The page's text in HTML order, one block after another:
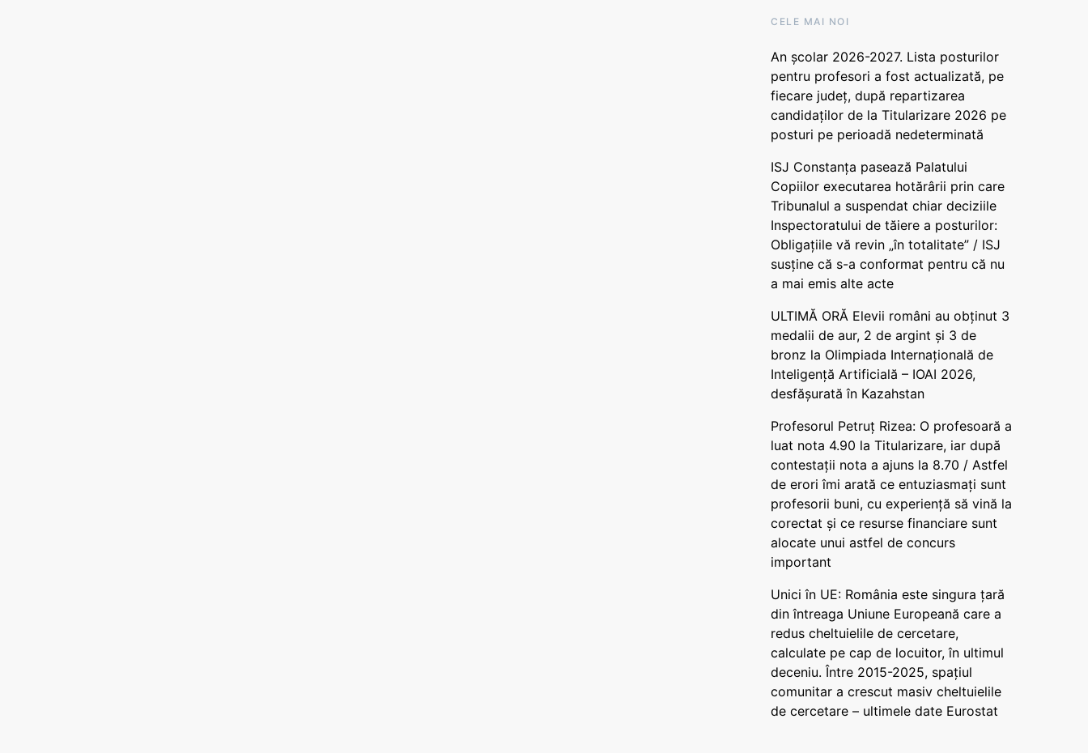
CELE MAI NOI
An școlar 2026-2027. Lista posturilor
pentru profesori a fost actualizată, pe
fiecare județ, după repartizarea
candidaților de la Titularizare 2026 pe
posturi pe perioadă nedeterminată
ISJ Constanța pasează Palatului
Copiilor executarea hotărârii prin care
Tribunalul a suspendat chiar deciziile
Inspectoratului de tăiere a posturilor:
Obligațiile vă revin „în totalitate” / ISJ
susține că s-a conformat pentru că nu
a mai emis alte acte
ULTIMĂ ORĂ Elevii români au obținut 3
medalii de aur, 2 de argint și 3 de
bronz la Olimpiada Internațională de
Inteligență Artificială – IOAI 2026,
desfășurată în Kazahstan
Profesorul Petruț Rizea: O profesoară a
luat nota 4.90 la Titularizare, iar după
contestații nota a ajuns la 8.70 / Astfel
de erori îmi arată ce entuziasmați sunt
profesorii buni, cu experiență să vină la
corectat și ce resurse financiare sunt
alocate unui astfel de concurs
important
Unici în UE: România este singura țară
din întreaga Uniune Europeană care a
redus cheltuielile de cercetare,
calculate pe cap de locuitor, în ultimul
deceniu. Între 2015-2025, spațiul
comunitar a crescut masiv cheltuielile
de cercetare – ultimele date Eurostat